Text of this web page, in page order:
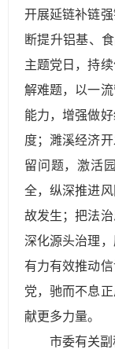
开展延链补链
断提升铝基、
主题党日，持
解难题，以一
能力，增强做
度；濉溪经济
留问题，激活
全，纵深推进
故发生；把法
深化源头治理
有力有效推动
党，驰而不息
献更多力量。
市委有关